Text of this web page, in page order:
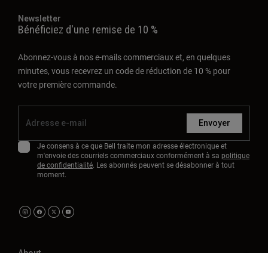
Newsletter
Bénéficiez d'une remise de 10 %
Abonnez-vous à nos e-mails commerciaux et, en quelques
minutes, vous recevrez un code de réduction de 10 % pour
votre première commande.
Envoyer
Je consens à ce que Bell traite mon adresse électronique et
m'envoie des courriels commerciaux conformément à sa politique
de confidentialité. Les abonnés peuvent se désabonner à tout
moment.